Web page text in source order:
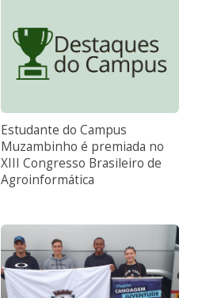
Estudante do Campus
Muzambinho é premiada no
XIII Congresso Brasileiro de
Agroinformática